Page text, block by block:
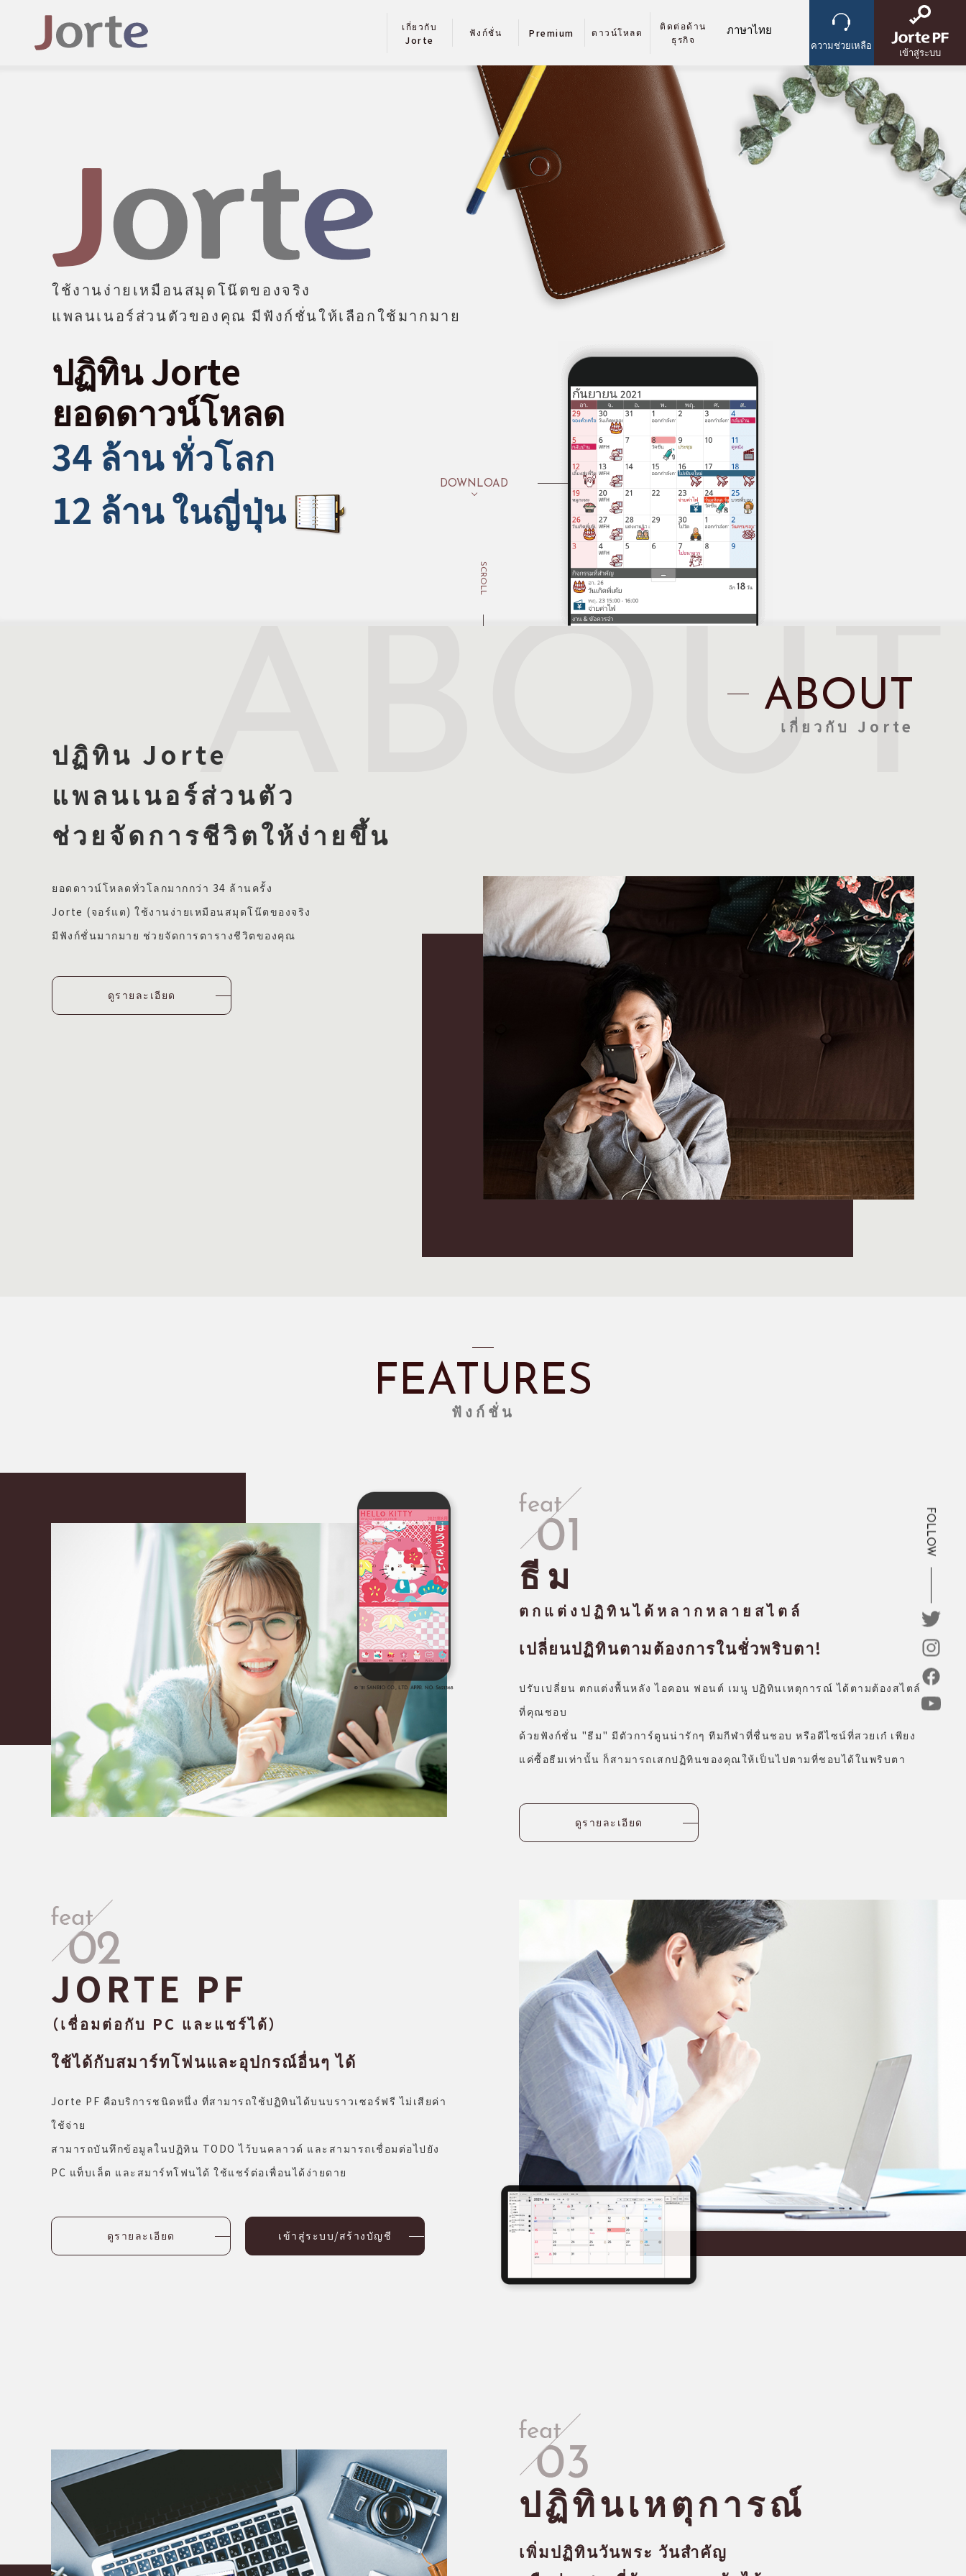
เกี่ยวกับ
Jorte
ฟังก์ชั่น Premium ดาวน์โหลด
ติดต่อด้าน
ธุรกิจ
ความช่วยเหลือ
เข้าสู่ระบบ
FOLLOW
ใช้งานง่ายเหมือนสมุดโน๊ตของจริง
แพลนเนอร์ส่วนตัวของคุณ มีฟังก์ชั่นให้เลือกใช้มากมาย
ปฏิทิน Jorte
ยอดดาวน์โหลด
34 ล้านทั่วโลก
12 ล้านในญี่ปุ่น
DOWNLOAD
SCROLL
ABOUT
เกี่ยวกับ Jorte
ปฏิทิน Jorte
แพลนเนอร์ส่วนตัว
ช่วยจัดการชีวิตให้ง่ายขึ้น
ยอดดาวน์โหลดทั่วโลกมากกว่า 34 ล้านครั้ง
Jorte (จอร์แต) ใช้งานง่ายเหมือนสมุดโน๊ตของจริง
มีฟังก์ชั่นมากมาย ช่วยจัดการตารางชีวิตของคุณ
ดูรายละเอียด
ABOUT
FEATURES
ฟังก์ชั่น
ธีม
ตกแต่งปฏิทินได้หลากหลายสไตล์
เปลี่ยนปฏิทินตามต้องการในชั่วพริบตา!
ปรับเปลี่ยน ตกแต่งพื้นหลัง ไอคอน ฟอนต์ เมนู ปฏิทินเหตุการณ์ ได้ตามต้องสไตล์
ที่คุณชอบ
ด้วยฟังก์ชั่น "ธีม" มีตัวการ์ตูนน่ารักๆ ทีมกีฬาที่ชื่นชอบ หรือดีไซน์ที่สวยเก๋ เพียง
แค่ซื้อธีมเท่านั้น ก็สามารถเสกปฏิทินของคุณให้เป็นไปตามที่ชอบได้ในพริบตา
ดูรายละเอียด
JORTE PF
（เชื่อมต่อกับ PC และแชร์ได้）
ใช้ได้กับสมาร์ทโฟนและอุปกรณ์อื่นๆ ได้
Jorte PF คือบริการชนิดหนึ่ง ที่สามารถใช้ปฏิทินได้บนบราวเซอร์ฟรี ไม่เสียค่า
ใช้จ่าย
สามารถบันทึกข้อมูลในปฏิทิน TODO ไว้บนคลาวด์ และสามารถเชื่อมต่อไปยัง
PC แท็บเล็ต และสมาร์ทโฟนได้ ใช้แชร์ต่อเพื่อนได้ง่ายดาย
ดูรายละเอียด เข้าสู่ระบบ/สร้างบัญชี
ปฏิทินเหตุการณ์
เพิ่มปฏิทินวันพระ วันสำคัญ